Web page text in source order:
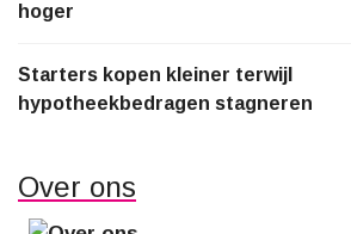
hoger
Starters kopen kleiner terwijl
hypotheekbedragen stagneren
Over ons